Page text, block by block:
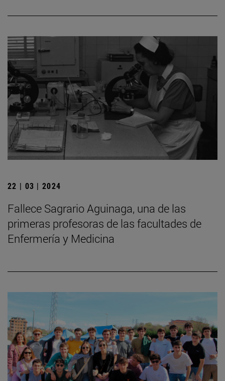
22 | 03 | 2024
Fallece Sagrario Aguinaga, una de las
primeras profesoras de las facultades de
Enfermería y Medicina